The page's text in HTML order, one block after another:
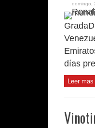
domingo,
días
Leer mas